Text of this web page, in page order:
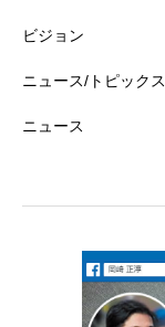
ビジョン
ニュース/トピックス
ニュース